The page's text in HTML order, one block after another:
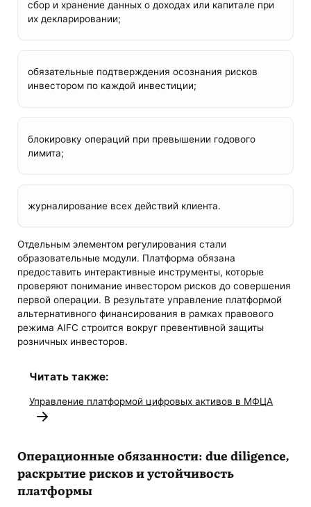
сбор и хранение данных о доходах или капитале при
их декларировании;
обязательные подтверждения осознания рисков
инвестором по каждой инвестиции;
блокировку операций при превышении годового
лимита;
журналирование всех действий клиента.
Отдельным элементом регулирования стали
образовательные модули. Платформа обязана
предоставить интерактивные инструменты, которые
проверяют понимание инвестором рисков до совершения
первой операции. В результате управление платформой
альтернативного финансирования в рамках правового
режима AIFC строится вокруг превентивной защиты
розничных инвесторов.
Читать также:
Управление платформой цифровых активов в МФЦА
Операционные обязанности: due diligence,
раскрытие рисков и устойчивость
платформы